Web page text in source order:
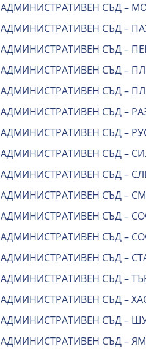
АДМИНИСТРАТИВЕН СЪД –
АДМИНИСТРАТИВЕН СЪД –
АДМИНИСТРАТИВЕН СЪД –
АДМИНИСТРАТИВЕН СЪД –
АДМИНИСТРАТИВЕН СЪД –
АДМИНИСТРАТИВЕН СЪД –
АДМИНИСТРАТИВЕН СЪД –
АДМИНИСТРАТИВЕН СЪД –
АДМИНИСТРАТИВЕН СЪД –
АДМИНИСТРАТИВЕН СЪД –
АДМИНИСТРАТИВЕН СЪД –
АДМИНИСТРАТИВЕН СЪД –
АДМИНИСТРАТИВЕН СЪД –
АДМИНИСТРАТИВЕН СЪД –
АДМИНИСТРАТИВЕН СЪД –
АДМИНИСТРАТИВЕН СЪД –
АДМИНИСТРАТИВЕН СЪД –